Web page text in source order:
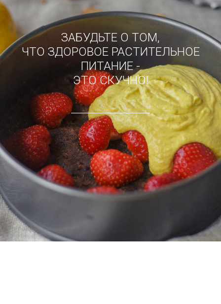
ЗАБУДЬТЕ О ТОМ,
ЧТО ЗДОРОВОЕ РАСТИТЕЛЬНОЕ
ПИТАНИЕ -
ЭТО СКУЧНО!